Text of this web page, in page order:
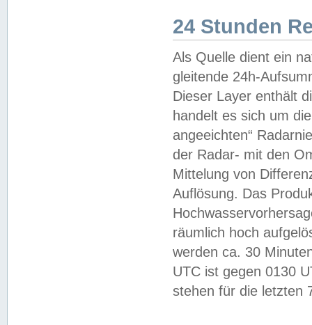
24 Stunden
Als Quelle dient ein
gleitende 24h-
Dieser Layer enthält
handelt es sich um
angeeichten“
der Radar- mit den
Mittelung von
Auflösung. Das
räumlich hoch
werden ca. 30
UTC ist gegen 0130
stehen für die letzten